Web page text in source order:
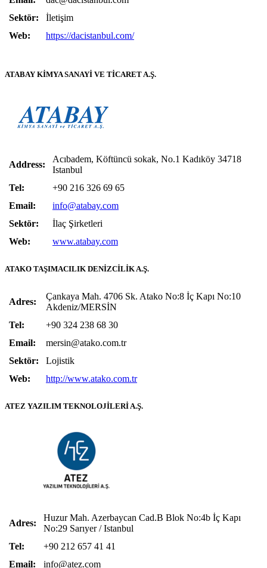
Sektör:
İletişim
Web:
https://dacistanbul.com/
ATABAY KİMYA SANAYİ VE TİCARET A.Ş.
Address:
Acıbadem, Köftüncü sokak, No.1 Kadıköy 34718
Istanbul
Tel:
+90 216 326 69 65
Email:
info@atabay.com
Sektör:
İlaç Şirketleri
Web:
www.atabay.com
ATAKO TAŞIMACILIK DENİZCİLİK A.Ş.
Adres:
Çankaya Mah. 4706 Sk. Atako No:8 İç Kapı No:10
Akdeniz/MERSİN
Tel:
+90 324 238 68 30
Email:
mersin@atako.com.tr
Sektör:
Lojistik
Web:
http://www.atako.com.tr
ATEZ YAZILIM TEKNOLOJİLERİ A.Ş.
Adres:
Huzur Mah. Azerbaycan Cad.B Blok No:4b İç Kapı
No:29 Sarıyer / Istanbul
Tel:
+90 212 657 41 41
Email:
info@atez.com